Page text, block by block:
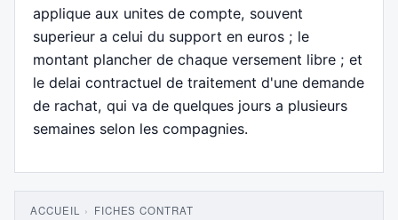
applique aux unites de compte, souvent
superieur a celui du support en euros ; le
montant plancher de chaque versement libre ; et
le delai contractuel de traitement d'une demande
de rachat, qui va de quelques jours a plusieurs
semaines selon les compagnies.
ACCUEIL › FICHES CONTRAT